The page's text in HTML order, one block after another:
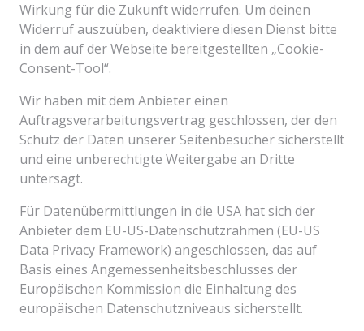
Wirkung für die Zukunft widerrufen. Um deinen
Widerruf auszuüben, deaktiviere diesen Dienst bitte
in dem auf der Webseite bereitgestellten „Cookie-
Consent-Tool“.
Wir haben mit dem Anbieter einen
Auftragsverarbeitungsvertrag geschlossen, der den
Schutz der Daten unserer Seitenbesucher sicherstellt
und eine unberechtigte Weitergabe an Dritte
untersagt.
Für Datenübermittlungen in die USA hat sich der
Anbieter dem EU-US-Datenschutzrahmen (EU-US
Data Privacy Framework) angeschlossen, das auf
Basis eines Angemessenheitsbeschlusses der
Europäischen Kommission die Einhaltung des
europäischen Datenschutzniveaus sicherstellt.